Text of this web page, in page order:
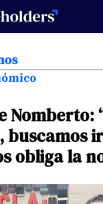
Nomberto:
buscamosir
obligala